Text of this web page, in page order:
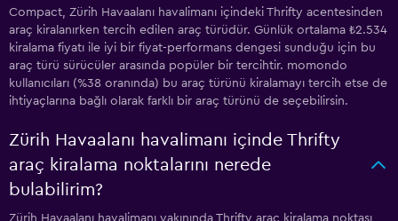
Compact, Zürih Havaalanı havalimanı içindeki Thrifty acentesinden
araç kiralanırken tercih edilen araç türüdür. Günlük ortalama ₺2.534
kiralama fiyatı ile iyi bir fiyat-performans dengesi sunduğu için bu
araç türü sürücüler arasında popüler bir tercihtir. momondo
kullanıcıları (%38 oranında) bu araç türünü kiralamayı tercih etse de
ihtiyaçlarına bağlı olarak farklı bir araç türünü de seçebilirsin.
Zürih Havaalanı havalimanı içinde Thrifty
araç kiralama noktalarını nerede
bulabilirim?
Zürih Havaalanı havalimanı yakınında Thrifty araç kiralama noktası